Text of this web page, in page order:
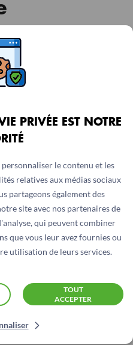
PRIVÉE EST NOTRE
le contenu et les
relatives aux médias sociaux
partageons également des
site avec nos partenaires de
qui peuvent combiner
que vous leur avez fournies ou
utilisation de leurs services.
TOUT
ACCEPTER
nous
de